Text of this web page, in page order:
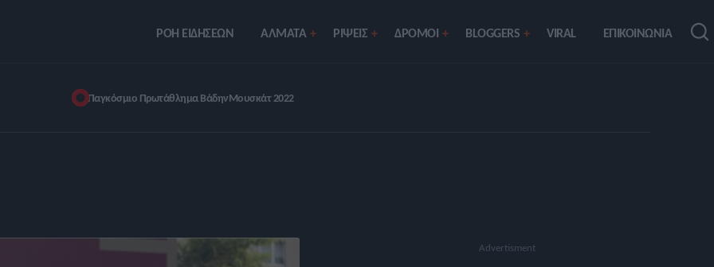
ΡΟΗ ΕΙΔΗΣΕΩΝ ΑΛΜΑΤΑ ΡIΨΕΙΣ ΔΡΟΜΟΙ BLOGGERS VIRAL ΕΠΙΚΟΙΝΩΝΙΑ
Παγκόσμιο Πρωτάθλημα ΒάδηνΜουσκάτ 2022